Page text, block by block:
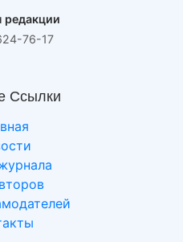
редакции
76-17
Ссылки